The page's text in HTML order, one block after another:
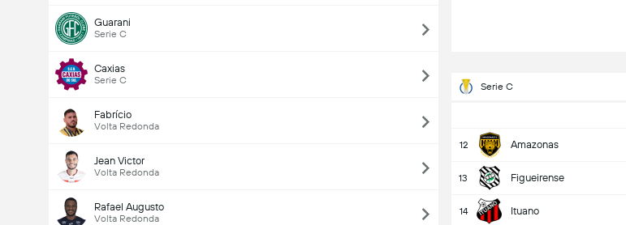
Guarani
Serie C
Caxias
Serie C
Fabrício
Volta Redonda
Jean Victor
Volta Redonda
Rafael Augusto
Volta Redonda
Serie C
12 Amazonas
13 Figueirense
14 Ituano